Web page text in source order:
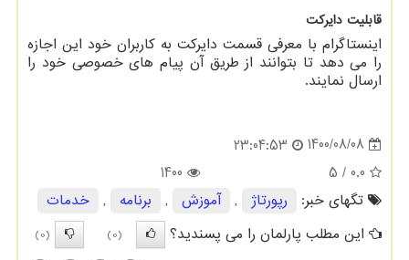
قابلیت دایرکت
اینستاگرام با معرفی قسمت دایرکت به کاربران خود این اجازه
را می دهد تا بتوانند از طریق آن پیام های خصوصی خود را
ارسال نمایند.
1400/08/08
23:04:53
0.0
/ 5
1400
تگهای خبر:
رپورتاژ , آموزش , برنامه ,
خدمات
این مطلب پارلمان را می پسندید؟
(0)
(0)